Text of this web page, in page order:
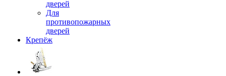
дверей
Для
противопожарных
дверей
Крепёж